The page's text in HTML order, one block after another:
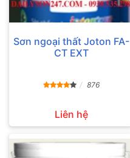
Sơn ngoại thất Joton FA-
CT EXT
876
Liên hệ